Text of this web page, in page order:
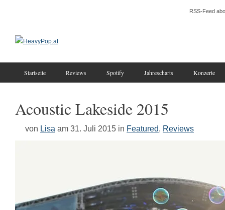
RSS-Feed
Startseite Reviews Spotify Jahrescharts Konzerte
Acoustic Lakeside 2015
von Lisa am 31. Juli 2015 in Featured, Reviews